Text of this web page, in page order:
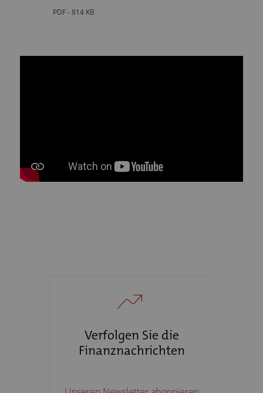
PDF -814 KB
Verfolgen Sie die
Finanznachrichten